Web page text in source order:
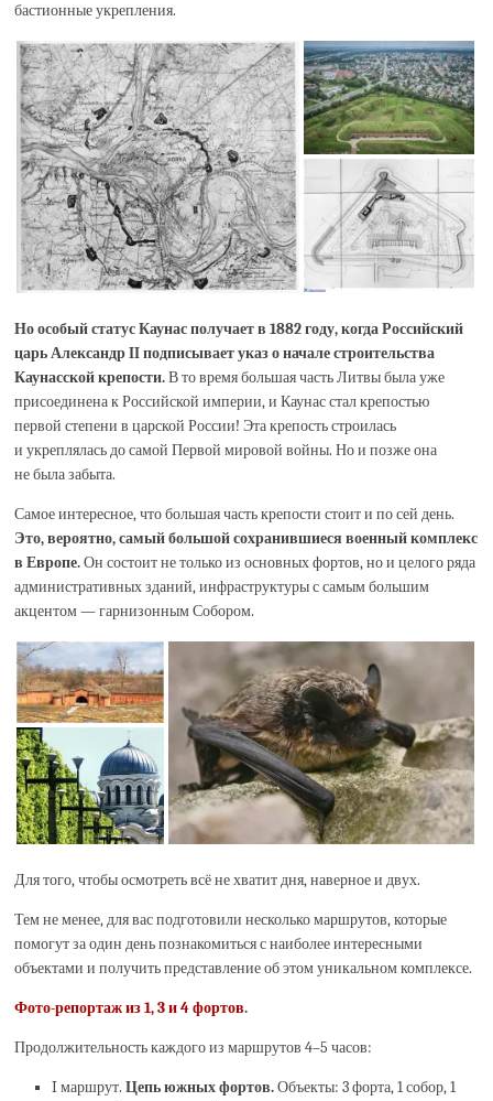
бастионные укрепления.
Но особый статус Каунас получает в 1882 году, когда Российский
царь Александр II подписывает указ о начале строительства
Каунасской крепости.В то время большая часть Литвы была уже
присоединена к Российской империи, и Каунас стал крепостью
первой степени в царской России! Эта крепость строилась
и укреплялась до самой Первой мировой войны. Но и позже она
не была забыта.
Самое интересное, что большая часть крепости стоит и по сей день.
Это, вероятно, самый большой сохранившиеся военный комплекс
в Европе.Он состоит не только из основных фортов, но и целого ряда
административных зданий, инфраструктуры с самым большим
акцентом — гарнизонным Собором.
Для того, чтобы осмотреть всё не хватит дня, наверное и двух.
Тем не менее, для вас подготовили несколько маршрутов, которые
помогут за один день познакомиться с наиболее интересными
объектами и получить представление об этом уникальном комплексе.
Фото-репортаж из 1, 3 и 4 фортов.
Продолжительность каждого из маршрутов 4–5 часов:
I маршрут.Цепь южных фортов.Объекты: 3 форта, 1 собор, 1